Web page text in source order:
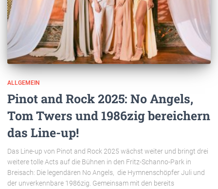
ALLGEMEIN
Pinot and Rock 2025: No Angels,
Tom Twers und 1986zig bereichern
das Line-up!
Das Line-up von Pinot and Rock 2025 wächst weiter und bringt drei
weitere tolle Acts auf die Bühnen in den Fritz-Schanno-Park in
Breisach: Die legendären No Angels, die Hymnenschöpfer Juli und
der unverkennbare 1986zig. Gemeinsam mit den bereits